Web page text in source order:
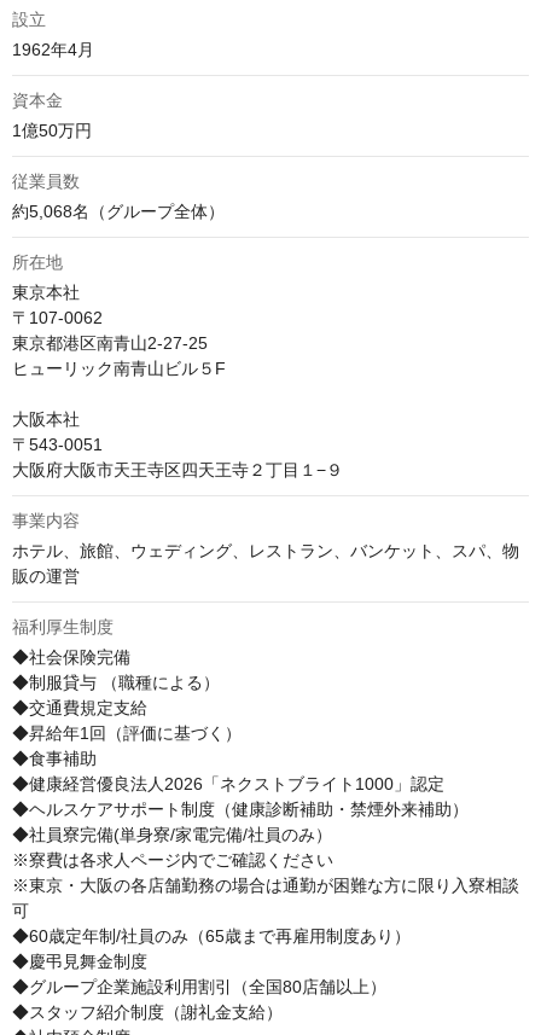
設立
1962年4月
資本金
1億50万円
従業員数
約5,068名（グループ全体）
所在地
東京本社
〒107-0062
東京都港区南青山2-27-25
ヒューリック南青山ビル５F
大阪本社
〒543-0051
大阪府大阪市天王寺区四天王寺２丁目１−９
事業内容
ホテル、旅館、ウェディング、レストラン、バンケット、スパ、物
販の運営
福利厚生制度
◆社会保険完備
◆制服貸与 （職種による）
◆交通費規定支給
◆昇給年1回（評価に基づく）
◆食事補助
◆健康経営優良法人2026「ネクストブライト1000」認定
◆ヘルスケアサポート制度（健康診断補助・禁煙外来補助）
◆社員寮完備(単身寮/家電完備/社員のみ）
※寮費は各求人ページ内でご確認ください
※東京・大阪の各店舗勤務の場合は通勤が困難な方に限り入寮相談
可
◆60歳定年制/社員のみ（65歳まで再雇用制度あり）
◆慶弔見舞金制度
◆グループ企業施設利用割引（全国80店舗以上）
◆スタッフ紹介制度（謝礼金支給）